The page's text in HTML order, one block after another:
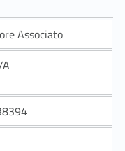
Associato